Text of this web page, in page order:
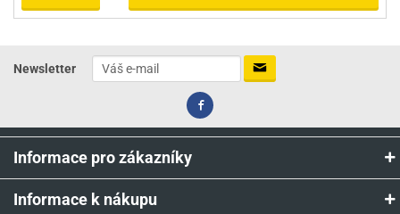
Newsletter
Informace pro zákazníky
Informace k nákupu